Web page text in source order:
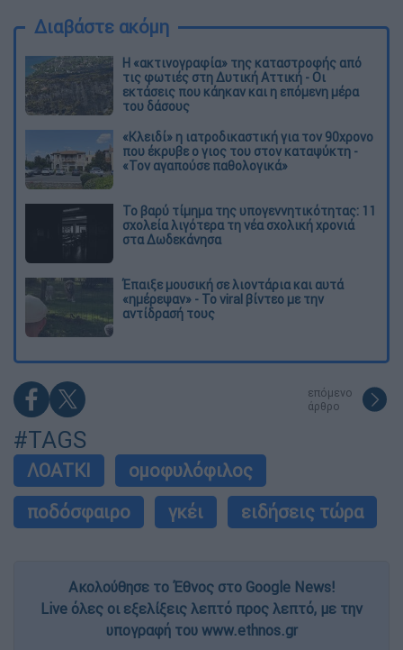
Διαβάστε ακόμη
Η «ακτινογραφία» της καταστροφής από
τις φωτιές στη Δυτική Αττική - Οι
εκτάσεις που κάηκαν και η επόμενη μέρα
του δάσους
«Κλειδί» η ιατροδικαστική για τον 90χρονο
που έκρυβε ο γιος του στον καταψύκτη -
«Τον αγαπούσε παθολογικά»
Το βαρύ τίμημα της υπογεννητικότητας: 11
σχολεία λιγότερα τη νέα σχολική χρονιά
στα Δωδεκάνησα
Έπαιξε μουσική σε λιοντάρια και αυτά
«ημέρεψαν» - Το viral βίντεο με την
αντίδρασή τους
επόμενο
άρθρο
#TAGS
ΛΟΑΤΚΙ
ομοφυλόφιλος
ποδόσφαιρο
γκέι ειδήσεις τώρα
Ακολούθησε το Έθνος στο Google News!
Live όλες οι εξελίξεις λεπτό προς λεπτό, με την
υπογραφή του www.ethnos.gr